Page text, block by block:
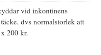
vid inkontinens
dvs normalstorlek att
200 kr.